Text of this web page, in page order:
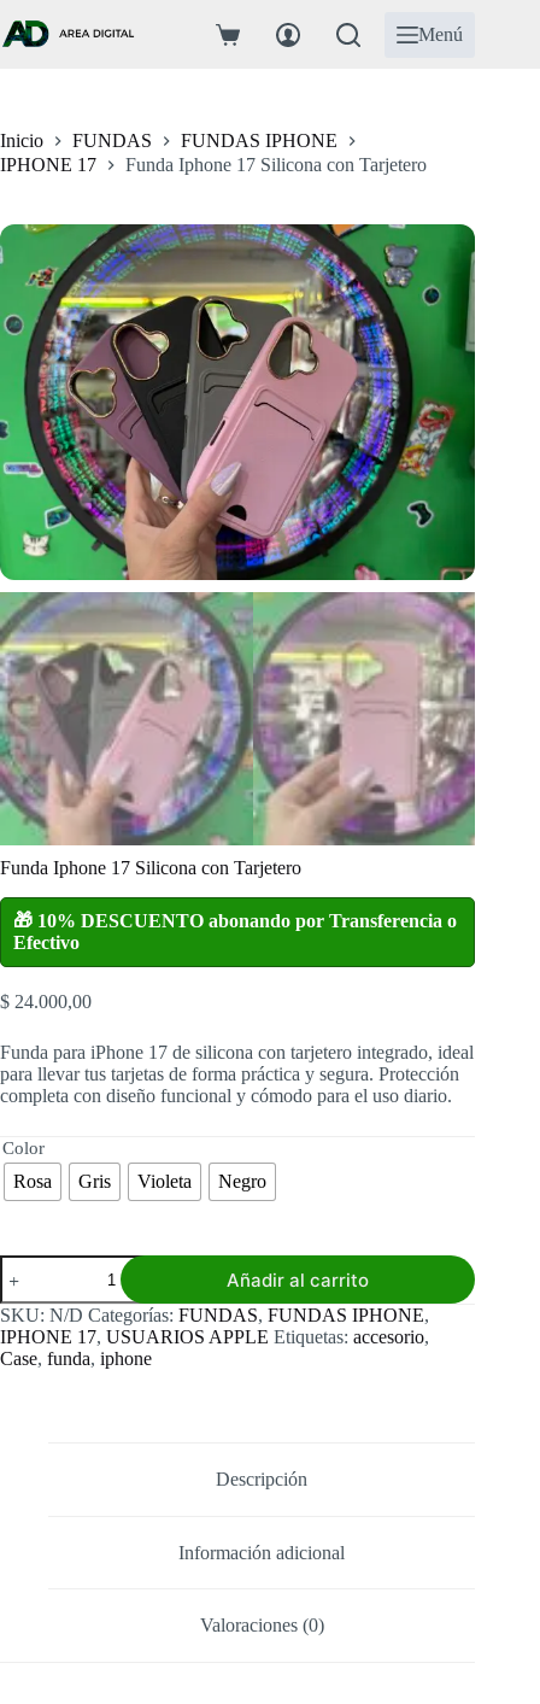
al
contenido
Carro
Menú
Inicio FUNDAS
FUNDAS IPHONE
IPHONE 17
Funda Iphone 17 Silicona con Tarjetero
Funda Iphone 17 Silicona con Tarjetero
🎁 10% DESCUENTO abonando por Transferencia o
Efectivo
$ 24.000,00
Funda para iPhone 17 de silicona con tarjetero integrado, ideal
para llevar tus tarjetas de forma práctica y segura. Protección
completa con diseño funcional y cómodo para el uso diario.
Color
Rosa Gris Violeta Negro
Funda
Iphone
17
Silicona
con
Tarjetero
Añadir al carrito
SKU: N/D Categorías: FUNDAS, FUNDAS IPHONE,
IPHONE 17, USUARIOS APPLE Etiquetas: accesorio,
Case, funda, iphone
Descripción
Información adicional
Valoraciones (0)